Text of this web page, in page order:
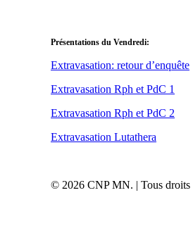
Présentations du Vendredi:
Extravasation: retour d’enquête
Extravasation Rph et PdC 1
Extravasation Rph et PdC 2
Extravasation Lutathera
© 2026 CNP MN. | Tous droits